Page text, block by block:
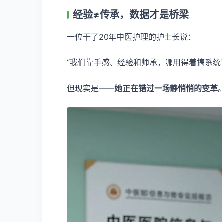
经验≠传承，数据才是桥梁
一位干了20年中医护理的护士长说：
“我们靠手感、经验和师承，哪用得着搞系统
但现实是——她正在错过一场静悄悄的变革